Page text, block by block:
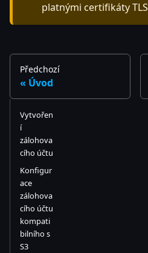
platnými certifikáty TLS
Předchozí
Úvod
Vytvořen
í
zálohova
cího účtu
Konfigur
ace
zálohova
cího účtu
kompati
bilního s
S3